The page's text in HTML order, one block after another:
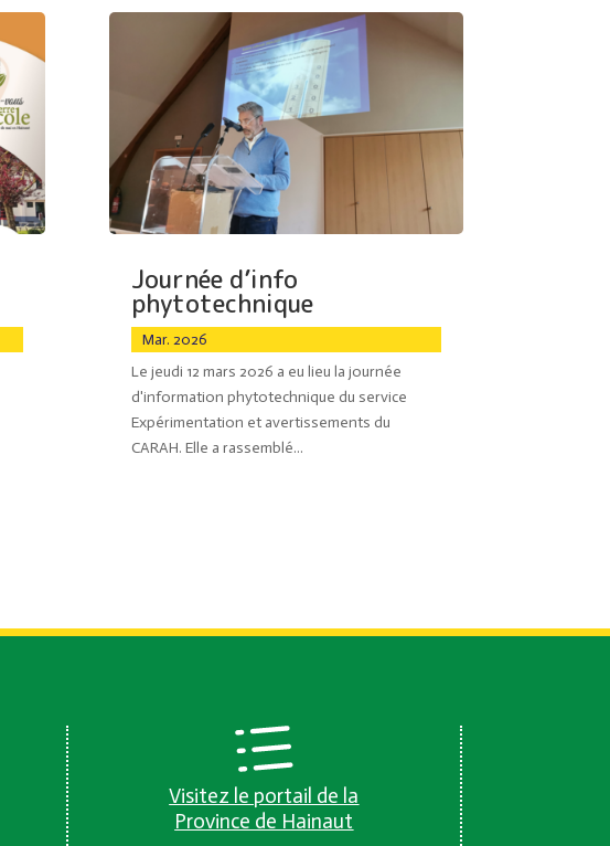
Journée d’info
phytotechnique
Mar. 2026
Le jeudi 12 mars 2026 a eu lieu la journée
d'information phytotechnique du service
Expérimentation et avertissements du
CARAH. Elle a rassemblé...
Visitez le portail de la
Province de Hainaut